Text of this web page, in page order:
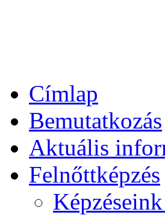
Címlap
Bemutatkozás
Aktuális
Felnőttképzés